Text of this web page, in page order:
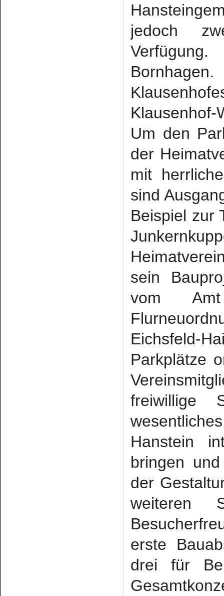
jedoch
Verfügung.
Um den
der
mit
sind
Beispiel zur
sein
vom
Eichsfeld-
Parkplätze
freiwillige
Hanstein
bringen
der
weiteren
erste
drei für